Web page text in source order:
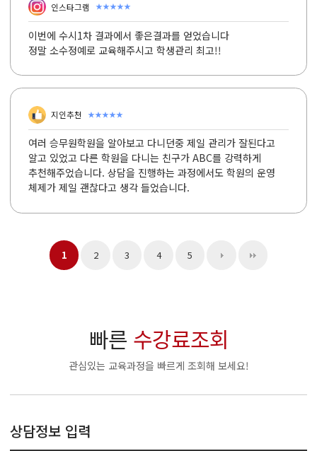
인스타그램 ★★★★★
이번에 수시1차 결과에서 좋은결과를 얻었습니다
정말 소수정예로 교육해주시고 학생관리 최고!!
지인추천 ★★★★★
여러 승무원학원을 알아보고 다니던중 제일 관리가 잘된다고
알고 있었고 다른 학원을 다니는 친구가 ABC를 강력하게
추천해주었습니다. 상담을 진행하는 과정에서도 학원의 운영
체제가 제일 괜찮다고 생각 들었습니다.
1 2 3 4 5
빠른 수강료조회
관심있는 교육과정을 빠르게 조회해 보세요!
상담정보 입력